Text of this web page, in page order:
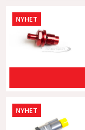
NYHET
NYHET